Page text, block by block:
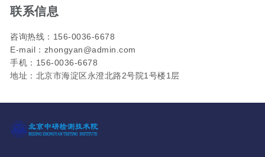
联系信息
咨询热线：156-0036-6678
E-mail：zhongyan@admin.com
手机：156-0036-6678
地址：北京市海淀区永澄北路2号院1号楼1层